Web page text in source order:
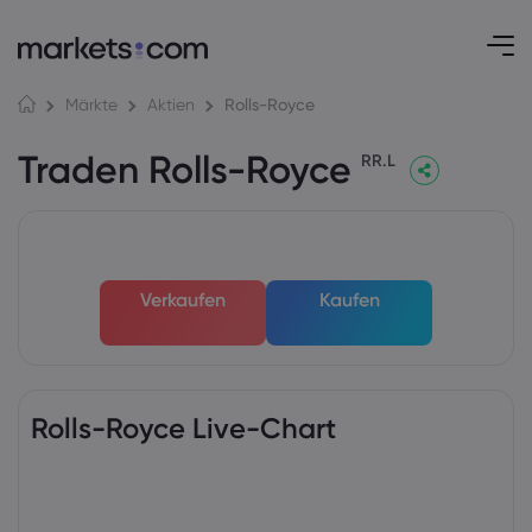
Märkte Aktien Rolls-Royce
Traden Rolls-Royce RR.L
Verkaufen Kaufen
Rolls-Royce Live-Chart